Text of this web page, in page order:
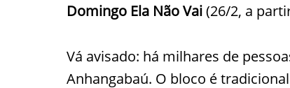
Domingo Ela Não Vai(26/2, a
Vá avisado: há milhares de
Anhangabaú. O bloco é